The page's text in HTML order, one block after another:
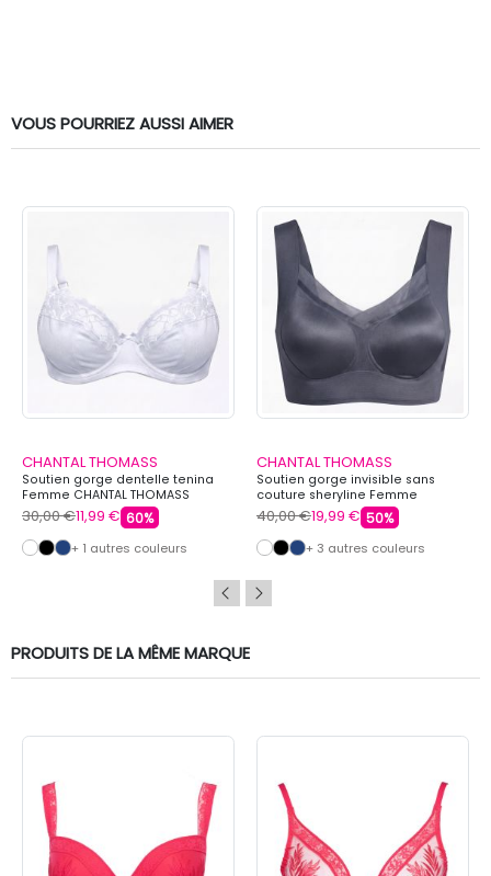
VOUS POURRIEZ AUSSI AIMER
CHANTAL THOMASS
Soutien gorge dentelle tenina
Femme CHANTAL THOMASS
30,00 €11,99 € 60%
+ 1 autres couleurs
CHANTAL THOMASS
Soutien gorge invisible sans
couture sheryline Femme
CHANTAL THOMASS
40,00 €19,99 € 50%
+ 3 autres couleurs
PRODUITS DE LA MÊME MARQUE